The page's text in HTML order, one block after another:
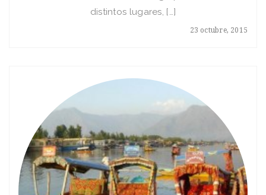
23 octubre, 2015
distintos lugares, […]